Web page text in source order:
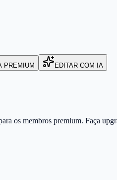
PREMIUM EDITAR COM IA
os membros premium. Faça